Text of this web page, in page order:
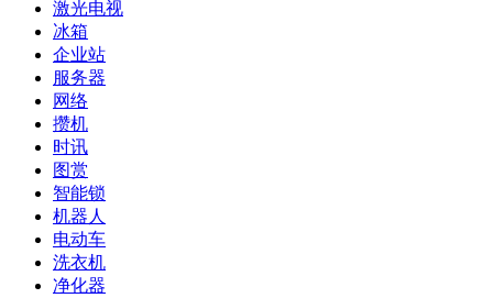
激光电视
冰箱
企业站
服务器
网络
攒机
时讯
图赏
智能锁
机器人
电动车
洗衣机
净化器